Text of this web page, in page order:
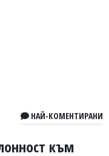
НАЙ-КОМЕНТИРАНИ
към